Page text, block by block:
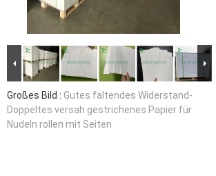
Großes Bild : Gutes faltendes Widerstand-
Doppeltes versah gestrichenes Papier für
Nudeln rollen mit Seiten